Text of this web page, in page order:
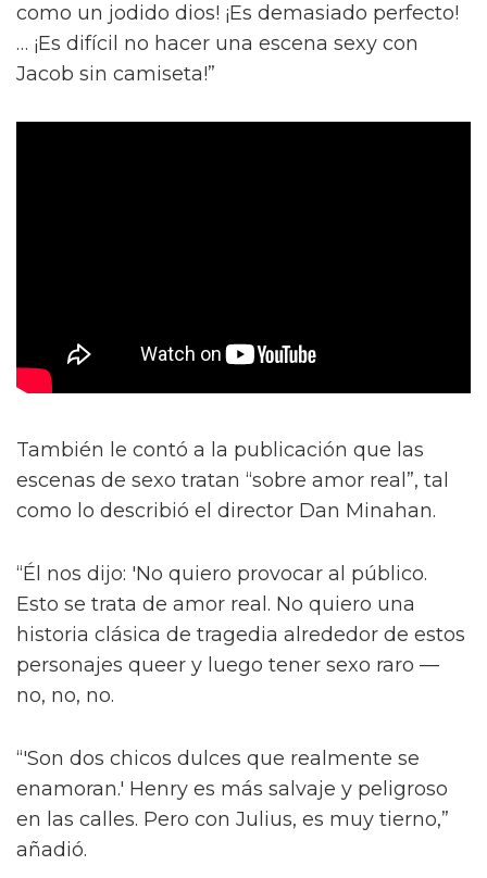
como un jodido dios! ¡Es demasiado perfecto!
… ¡Es difícil no hacer una escena sexy con
Jacob sin camiseta!”
También le contó a la publicación que las
escenas de sexo tratan “sobre amor real”, tal
como lo describió el director Dan Minahan.
“Él nos dijo: 'No quiero provocar al público.
Esto se trata de amor real. No quiero una
historia clásica de tragedia alrededor de estos
personajes queer y luego tener sexo raro —
no, no, no.
“'Son dos chicos dulces que realmente se
enamoran.' Henry es más salvaje y peligroso
en las calles. Pero con Julius, es muy tierno,”
añadió.